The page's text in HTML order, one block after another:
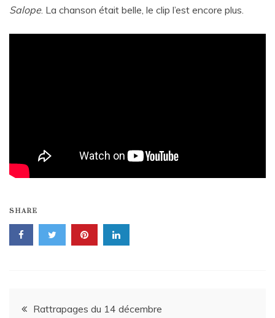
Salope. La chanson était belle, le clip l’est encore plus.
SHARE
Navigation
Rattrapages du 14 décembre